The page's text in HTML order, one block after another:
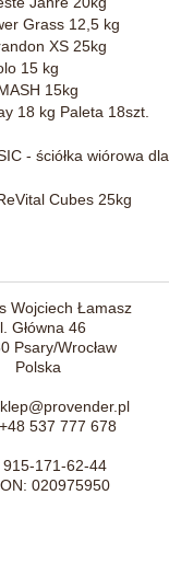
Grass 12,5 kg
XS 25kg
15 kg
15kg
18 kg Paleta 18szt.
- ściółka wiórowa dla
Cubes 25kg
Wojciech Łamasz
Główna 46
Psary/Wrocław
Polska
537 777 678
915-171-62-44
020975950